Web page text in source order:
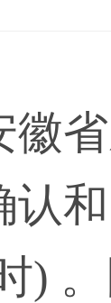
徽
认
)